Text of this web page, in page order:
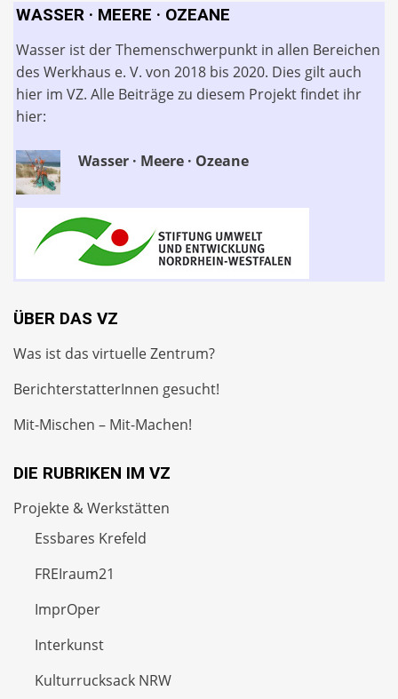
WASSER · MEERE · OZEANE
Wasser ist der Themenschwerpunkt in allen Bereichen
des Werkhaus e. V. von 2018 bis 2020. Dies gilt auch
hier im VZ. Alle Beiträge zu diesem Projekt findet ihr
hier:
Wasser · Meere · Ozeane
ÜBER DAS VZ
Was ist das virtuelle Zentrum?
BerichterstatterInnen gesucht!
Mit-Mischen – Mit-Machen!
DIE RUBRIKEN IM VZ
Projekte & Werkstätten
Essbares Krefeld
FREIraum21
ImprOper
Interkunst
Kulturrucksack NRW